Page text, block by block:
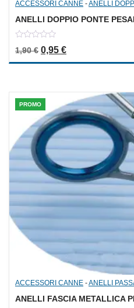
ACCESSORI CANNE -ANELLI
ANELLI DOPPIO PONTE
out
of
1,90€ Il prezzo originale era:
0,95 €Il prezzo attuale
PROMO
ACCESSORI CANNE -ANELLI
ANELLI FASCIA METALLICA